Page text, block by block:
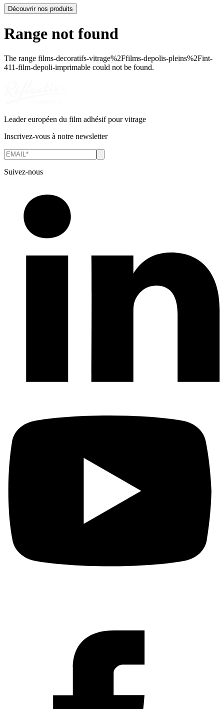
Découvrir nos produits
Range not found
The range films-decoratifs-vitrage%2Ffilms-depolis-pleins%2Fint-
411-film-depoli-imprimable could not be found.
Leader européen du film adhésif pour vitrage
Inscrivez-vous à notre newsletter
Suivez-nous